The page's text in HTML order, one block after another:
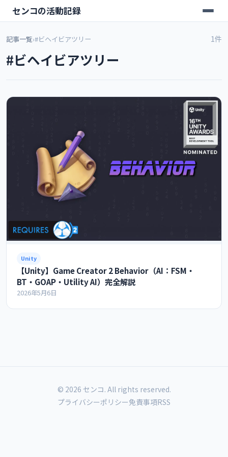
センコの活動記録
記事一覧›#ビヘイビアツリー
#ビヘイビアツリー
1件
Unity
【Unity】Game Creator 2 Behavior（AI：FSM・
BT・GOAP・Utility AI）完全解説
2026年5月6日
© 2026 センコ. All rights reserved.
プライバシーポリシー免責事項RSS